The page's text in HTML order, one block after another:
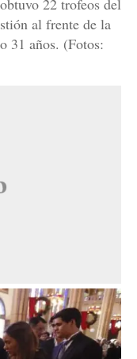
22 trofeos del
al frente de la
31 años. (Fotos: